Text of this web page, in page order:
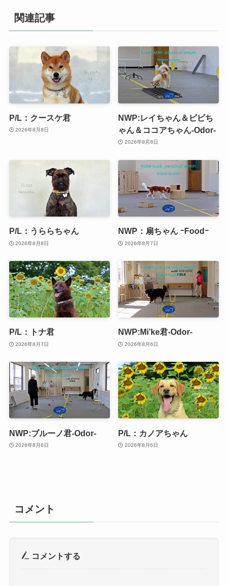
関連記事
P/L：クースケ君
2026年8月8日
NWP:レイちゃん＆ビビち
ゃん＆ココアちゃん-Odor-
2026年8月8日
P/L：うららちゃん
2026年8月8日
NWP：扇ちゃん ｰFoodｰ
2026年8月7日
P/L：トナ君
2026年8月7日
NWP:Mi’ke君-Odor-
2026年8月6日
NWP:ブルーノ君-Odor-
2026年8月6日
P/L：カノアちゃん
2026年8月6日
コメント
コメントする